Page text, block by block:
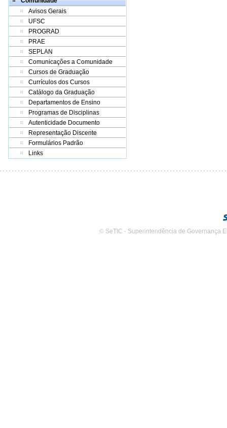
Avisos Gerais
UFSC
PROGRAD
PRAE
SEPLAN
Comunicações a Comunidade
Cursos de Graduação
Currículos dos Cursos
Catálogo da Graduação
Departamentos de Ensino
Programas de Disciplinas
Autenticidade Documento
Representação Discente
Formulários Padrão
Links
© SeTIC - Superintendência de Governança